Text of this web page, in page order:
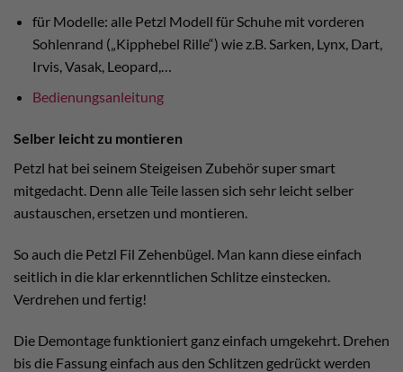
für Modelle: alle Petzl Modell für Schuhe mit vorderen
Sohlenrand („Kipphebel Rille“) wie z.B. Sarken, Lynx, Dart,
Irvis, Vasak, Leopard,…
Bedienungsanleitung
Selber leicht zu montieren
Petzl hat bei seinem Steigeisen Zubehör super smart
mitgedacht. Denn alle Teile lassen sich sehr leicht selber
austauschen, ersetzen und montieren.
So auch die Petzl Fil Zehenbügel. Man kann diese einfach
seitlich in die klar erkenntlichen Schlitze einstecken.
Verdrehen und fertig!
Die Demontage funktioniert ganz einfach umgekehrt. Drehen
bis die Fassung einfach aus den Schlitzen gedrückt werden